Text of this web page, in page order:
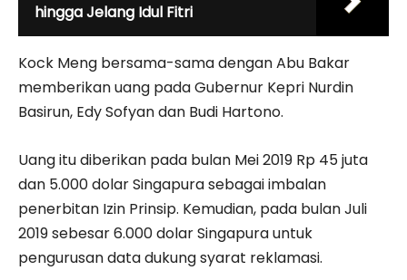
hingga Jelang Idul Fitri
Kock Meng bersama-sama dengan Abu Bakar
memberikan uang pada Gubernur Kepri Nurdin
Basirun, Edy Sofyan dan Budi Hartono.
Uang itu diberikan pada bulan Mei 2019 Rp 45 juta
dan 5.000 dolar Singapura sebagai imbalan
penerbitan Izin Prinsip. Kemudian, pada bulan Juli
2019 sebesar 6.000 dolar Singapura untuk
pengurusan data dukung syarat reklamasi.